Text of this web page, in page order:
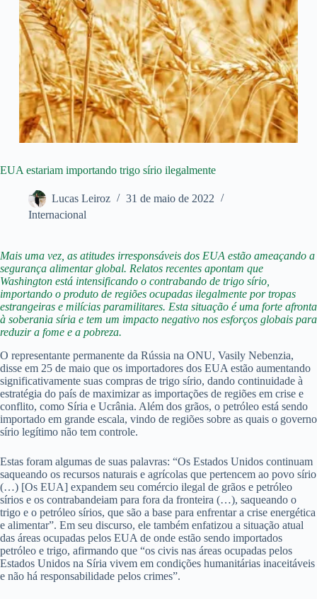
EUA estariam importando trigo sírio ilegalmente
Lucas Leiroz
31 de maio de 2022
Internacional
Mais uma vez, as atitudes irresponsáveis dos EUA estão ameaçando a
segurança alimentar global. Relatos recentes apontam que
Washington está intensificando o contrabando de trigo sírio,
importando o produto de regiões ocupadas ilegalmente por tropas
estrangeiras e milícias paramilitares. Esta situação é uma forte afronta
à soberania síria e tem um impacto negativo nos esforços globais para
reduzir a fome e a pobreza.
O representante permanente da Rússia na ONU, Vasily Nebenzia,
disse em 25 de maio que os importadores dos EUA estão aumentando
significativamente suas compras de trigo sírio, dando continuidade à
estratégia do país de maximizar as importações de regiões em crise e
conflito, como Síria e Ucrânia. Além dos grãos, o petróleo está sendo
importado em grande escala, vindo de regiões sobre as quais o governo
sírio legítimo não tem controle.
Estas foram algumas de suas palavras: “Os Estados Unidos continuam
saqueando os recursos naturais e agrícolas que pertencem ao povo sírio
(…) [Os EUA] expandem seu comércio ilegal de grãos e petróleo
sírios e os contrabandeiam para fora da fronteira (…), saqueando o
trigo e o petróleo sírios, que são a base para enfrentar a crise energética
e alimentar”. Em seu discurso, ele também enfatizou a situação atual
das áreas ocupadas pelos EUA de onde estão sendo importados
petróleo e trigo, afirmando que “os civis nas áreas ocupadas pelos
Estados Unidos na Síria vivem em condições humanitárias inaceitáveis
e não há responsabilidade pelos crimes”.